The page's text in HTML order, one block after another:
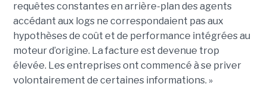
requêtes constantes en arrière-plan des agents
accédant aux logs ne correspondaient pas aux
hypothèses de coût et de performance intégrées au
moteur d’origine. La facture est devenue trop
élevée. Les entreprises ont commencé à se priver
volontairement de certaines informations. »